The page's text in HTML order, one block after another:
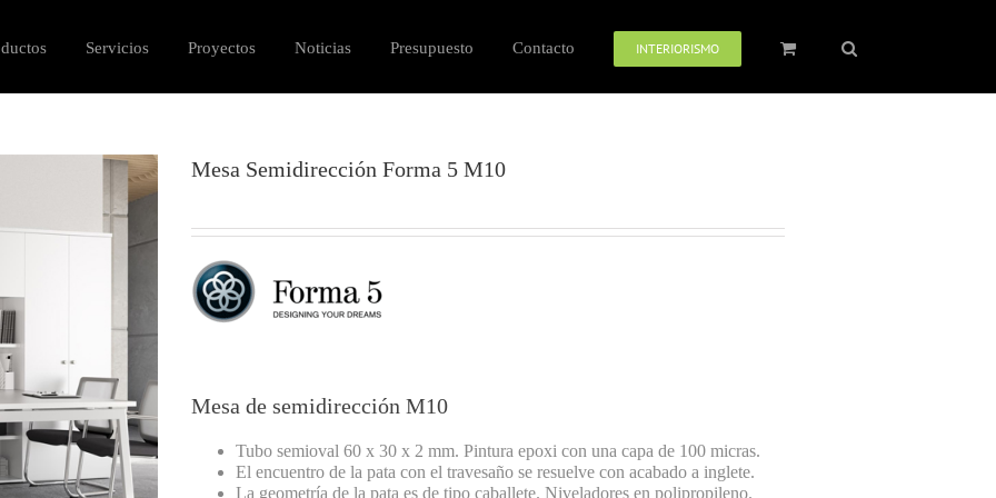
Servicios Proyectos Noticias Presupuesto Contacto INTERIORISMO
Mesa Semidirección Forma 5 M10
Mesa de semidirección M10
Tubo semioval 60 x 30 x 2 mm. Pintura epoxi con una capa de 100 micras.
El encuentro de la pata con el travesaño se resuelve con acabado a inglete.
La geometría de la pata es de tipo caballete. Niveladores en polipropileno.